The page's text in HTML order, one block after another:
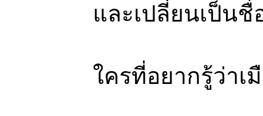
และเปลี่ยนเป็น
ใครที่อยากรู้ว่าเ